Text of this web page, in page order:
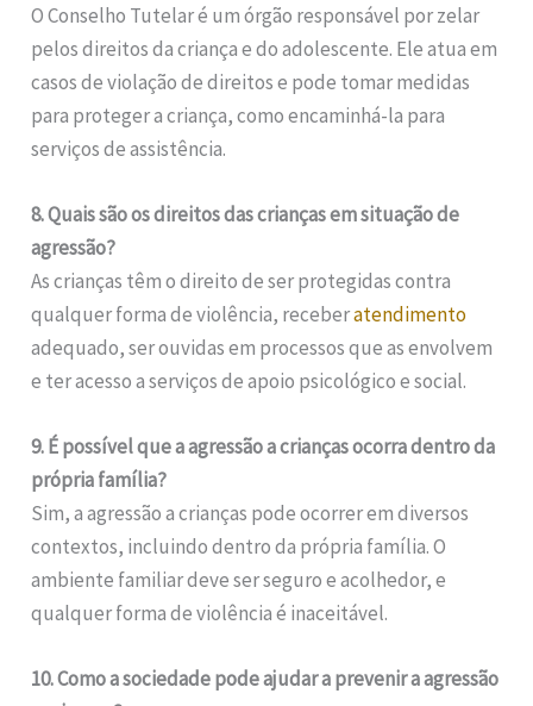
O Conselho Tutelar é um órgão responsável por zelar
pelos direitos da criança e do adolescente. Ele atua em
casos de violação de direitos e pode tomar medidas
para proteger a criança, como encaminhá-la para
serviços de assistência.
8. Quais são os direitos das crianças em situação de
agressão?
As crianças têm o direito de ser protegidas contra
qualquer forma de violência, receberatendimento
adequado, ser ouvidas em processos que as envolvem
e ter acesso a serviços de apoio psicológico e social.
9. É possível que a agressão a crianças ocorra dentro da
própria família?
Sim, a agressão a crianças pode ocorrer em diversos
contextos, incluindo dentro da própria família. O
ambiente familiar deve ser seguro e acolhedor, e
qualquer forma de violência é inaceitável.
10. Como a sociedade pode ajudar a prevenir a agressão